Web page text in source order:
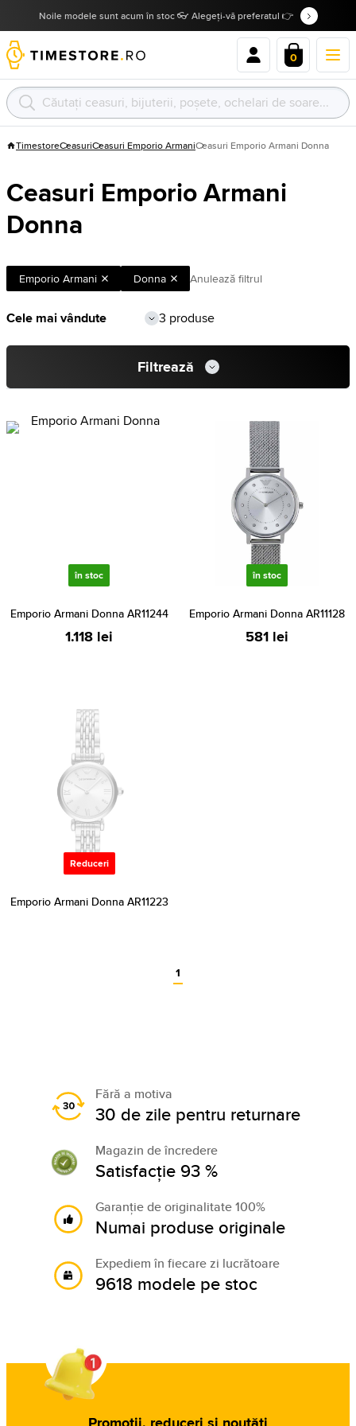
Noile modele sunt acum în stoc 👓 Alegeți-vă preferatul 👉
0
TimestoreCeasuriCeasuri Emporio ArmaniCeasuri Emporio Armani Donna
Ceasuri Emporio Armani
Donna
Emporio Armani Donna Anulează filtrul
3 produse
Filtrează
în stoc
Emporio Armani Donna AR11244
1.118 lei
în stoc
Emporio Armani Donna AR11128
581 lei
Reduceri
Emporio Armani Donna AR11223
1
Fără a motiva
30 de zile pentru returnare
Magazin de încredere
Satisfacție 93 %
Garanție de originalitate 100%
Numai produse originale
Expediem în fiecare zi lucrătoare
9618 modele pe stoc